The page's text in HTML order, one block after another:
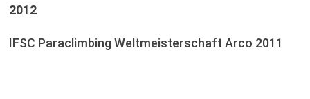
2012
IFSC Paraclimbing Weltmeisterschaft Arco 2011